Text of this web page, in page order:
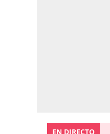
EN DIRECTO